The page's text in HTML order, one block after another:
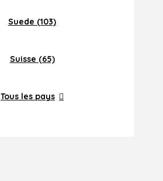
Suede (103)
Suisse (65)
Tous les pays